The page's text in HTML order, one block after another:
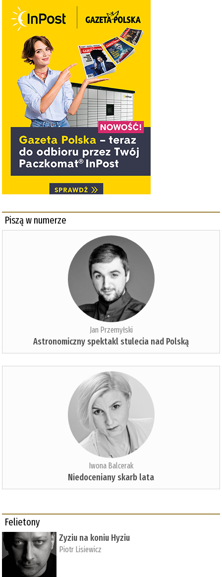
Piszą w numerze
Jan Przemyłski
Astronomiczny spektakl stulecia nad Polską
Iwona Balcerak
Niedoceniany skarb lata
Felietony
Zyziu na koniu Hyziu
Piotr Lisiewicz